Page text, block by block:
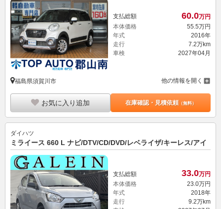
支払総額 60.0万円
本体価格
55. 5万円
年式
2016年
走行
7.2万km
車検
2027年04月
福島県須賀川市 他の情報を開く
お気に入り追加 在庫確認・見積依頼（無料）
ダイハツ
ミライース 660 L ナビ/DTV/CD/DVD/レベライザ/キーレス/アイ
支払総額 33.0万円
本体価格
23.0万円
年式
2018年
走行
9.2万km